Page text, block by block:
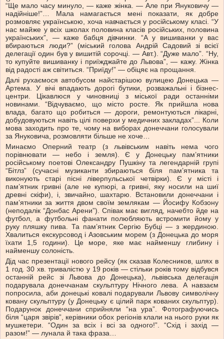
“Ще мало часу минуло, — каже жінка. — Але при Януковичу —
надійніше!”… Мала намагається мені показати, як добре
розмовляє українською, хоча навчається у російському класі. “У
нас майже у всіх школах половина класів російських, половина
українських”, — каже бабця дівчинки. “А у вишиванки у вас
вбираються люди?” (міський голова Андрій Садовий зі всієї
делегації один був у вишитій сорочці. — Авт.). “Дуже мало”. “Ну,
то купуйте вишиванку і приїжджайте до Львова”, — кажу. Жінка
від радості аж світиться. “Приїду!” — обіцяє на прощання.
Далі рухаємося автобусом найстарішою вулицею Донецька —
Артема. У вічі впадають дорогі бутики, розважальні і бізнес-
центри. Цікавлюся у чиновниці з міської ради останніми
новинами. “Відчуваємо, що місто росте. Як прийшла нова
влада, багато що робиться — дороги, ремонтуються лікарні,
добудовуються навіть цілі поверхи у медичних закладах”... Коли
мова заходить про те, чому на виборах донеччани голосували
за Януковича, розмовляти більше не хоче…
Минаємо Оперний театр (з львівським навіть нема чого
порівнювати — небо і земля). Є у Донецьку пам’ятники
російському поетові Олександру Пушкіну та легендарній групі
“Бітлз” (сучасні музиканти збираються біля пам’ятника та
виконують старі пісні ліверпульської четвірки). Є у місті і
пам’ятник гривні (але не купюрі, а гривні, яку носили на шиї
древні скіфи), і, звичайно, шахтарю. Встановили донеччани і
пам’ятники за життя двом своїм землякам — Йосифу Кобзону
(неподалік “Донбас Арени”). Співак має вигляд, начебто йде на
футбол, а футбольні фанати полюбляють встромити йому у
руку пляшку пива. Та пам’ятник Сергію Бубці — з жердиною.
Хвалиться екскурсовод і Азовським морем (з Донецька до моря
їхати 1,5 години). Це море, яке має найменшу глибину і
найменшу солоність.
Дід час презентації нового рейсу (як сказав Колесников, шлях в
1 год. 30 хв. тривалістю у 19 років — стільки років тому відбувся
останній рейс зі Львова до Донецька), львівська делегація
подарувала донеччанам скульптуру Нічного лева. А навзаєм
попросила, аби донецькі ковалі подарували Львову символічну
ковану скульптуру (у Донецьку є цілий парк кованих скульптур).
Подарунок донеччани сприйняли “на ура”. Фотографуючись
біля “царя звірів”, керівники обох регіонів клали на нього руки як
мушкетери. “Один за всіх і всі за одного!”. “Схід і захід —
разом!” — лунала й така фраза…